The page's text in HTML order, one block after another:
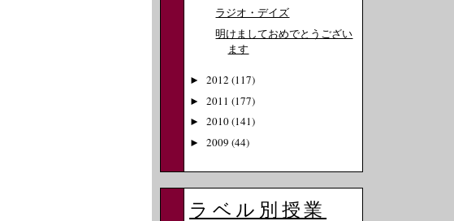
ラジオ・デイズ
明けましておめでとうござい
ます
► 2012 (117)
► 2011 (177)
► 2010(141)
► 2009 (44)
ラベル別授業